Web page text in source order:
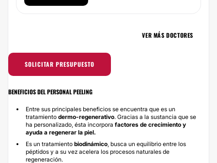
VER MÁS DOCTORES
SOLICITAR PRESUPUESTO
BENEFICIOS DEL PERSONAL PEELING
Entre sus principales beneficios se encuentra que es un
tratamiento dermo-regenerativo. Gracias a la sustancia que se
ha personalizado, ésta incorpora factores de crecimiento y
ayuda a regenerar la piel.
Es un tratamiento biodinámico, busca un equilibrio entre los
péptidos y a su vez acelera los procesos naturales de
regeneración.